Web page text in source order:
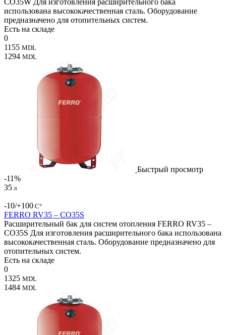
использована высококачественная сталь. Оборудование
предназначено для отопительных систем.
Есть на складе
0
1155 MDL
1294 MDL
Быстрый просмотр
-11%
35 л
-10/+100 С°
FERRO RV35 – CO35S
Расширительный бак для систем отопления FERRO RV35 –
CO35S Для изготовления расширительного бака использована
высококачественная сталь. Оборудование предназначено для
отопительных систем.
Есть на складе
0
1325 MDL
1484 MDL